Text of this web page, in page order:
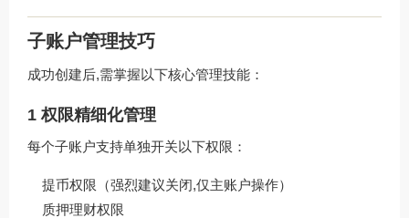
子账户管理技巧
成功创建后,需掌握以下核心管理技能：
1 权限精细化管理
每个子账户支持单独开关以下权限：
提币权限（强烈建议关闭,仅主账户操作）
质押理财权限